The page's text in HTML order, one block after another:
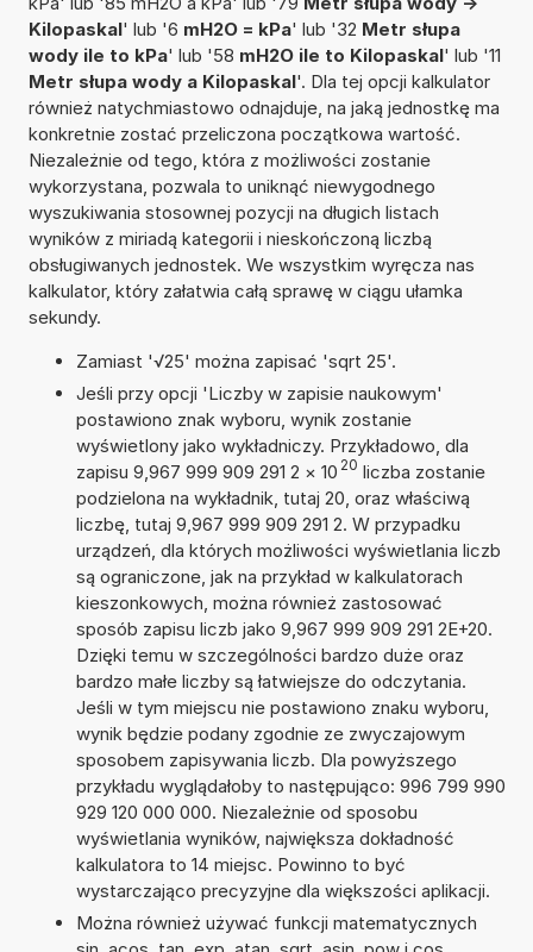
Kilopaskal' lub '6 mH2O = kPa' lub '32 Metr słupa
wody ile to kPa' lub '58 mH2O ile to Kilopaskal' lub '11
Metr słupa wody a Kilopaskal'. Dla tej opcji kalkulator
również natychmiastowo odnajduje, na jaką jednostkę ma
konkretnie zostać przeliczona początkowa wartość.
Niezależnie od tego, która z możliwości zostanie
wykorzystana, pozwala to uniknąć niewygodnego
wyszukiwania stosownej pozycji na długich listach
wyników z miriadą kategorii i nieskończoną liczbą
obsługiwanych jednostek. We wszystkim wyręcza nas
kalkulator, który załatwia całą sprawę w ciągu ułamka
sekundy.
Zamiast '√25' można zapisać 'sqrt 25'.
Jeśli przy opcji 'Liczby w zapisie naukowym'
postawiono znak wyboru, wynik zostanie
wyświetlony jako wykładniczy. Przykładowo, dla
zapisu 9,967 999 909 291 2 × 10 20 liczba zostanie
podzielona na wykładnik, tutaj 20, oraz właściwą
liczbę, tutaj 9,967 999 909 291 2. W przypadku
urządzeń, dla których możliwości wyświetlania liczb
są ograniczone, jak na przykład w kalkulatorach
kieszonkowych, można również zastosować
sposób zapisu liczb jako 9,967 999 909 291 2E+20.
Dzięki temu w szczególności bardzo duże oraz
bardzo małe liczby są łatwiejsze do odczytania.
Jeśli w tym miejscu nie postawiono znaku wyboru,
wynik będzie podany zgodnie ze zwyczajowym
sposobem zapisywania liczb. Dla powyższego
przykładu wyglądałoby to następująco: 996 799 990
929 120 000 000. Niezależnie od sposobu
wyświetlania wyników, największa dokładność
kalkulatora to 14 miejsc. Powinno to być
wystarczająco precyzyjne dla większości aplikacji.
Można również używać funkcji matematycznych